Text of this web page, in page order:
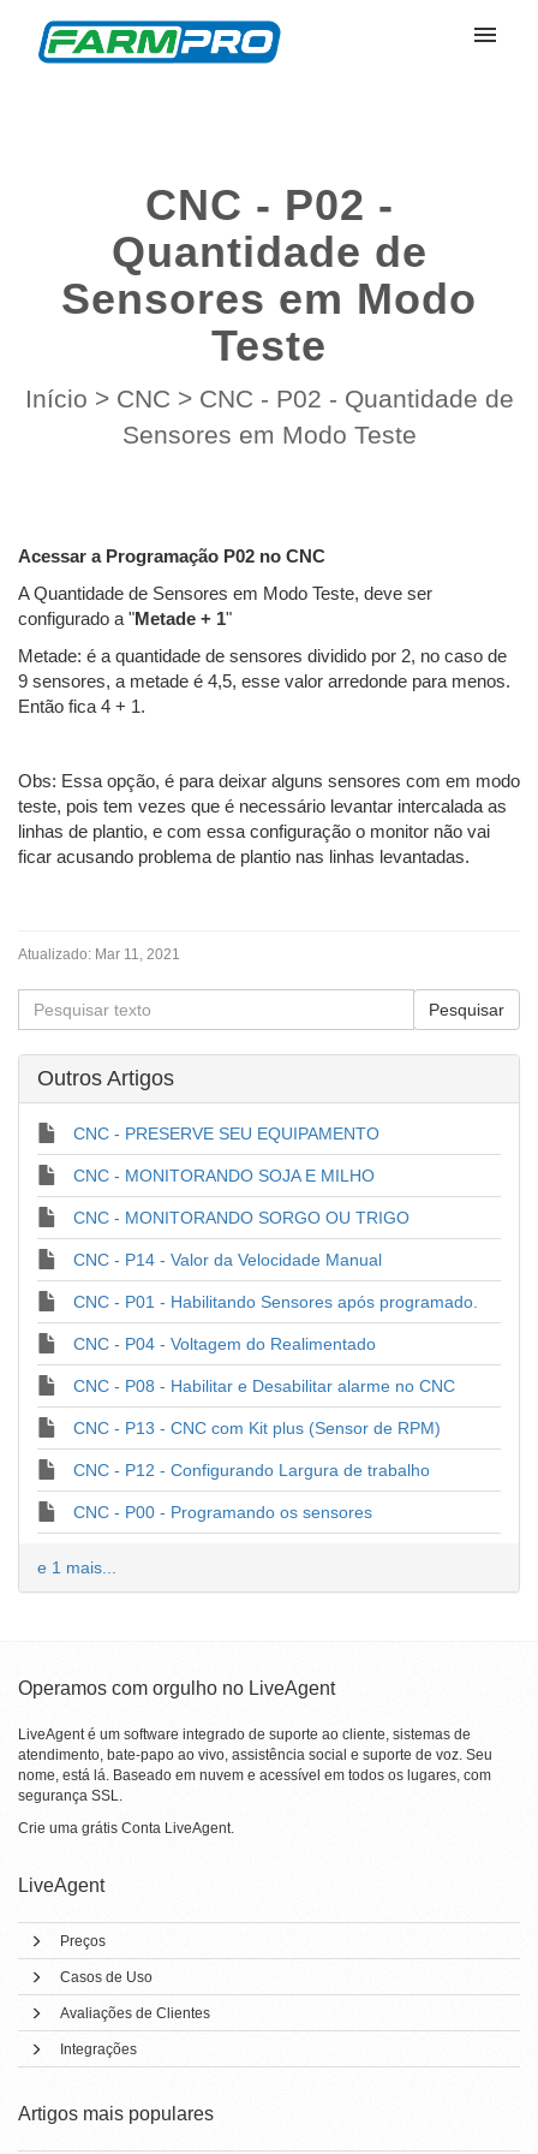
CNC - P02 -
Quantidade de
Sensores em Modo
Teste
Início > CNC > CNC - P02 - Quantidade de
Sensores em Modo Teste
Acessar a Programação P02 no CNC
A Quantidade de Sensores em Modo Teste, deve ser
configurado a "Metade + 1"
Metade: é a quantidade de sensores dividido por 2, no caso de
9 sensores, a metade é 4,5, esse valor arredonde para menos.
Então fica 4 + 1.
Obs: Essa opção, é para deixar alguns sensores com em modo
teste, pois tem vezes que é necessário levantar intercalada as
linhas de plantio, e com essa configuração o monitor não vai
ficar acusando problema de plantio nas linhas levantadas.
Atualizado: Mar 11, 2021
Outros Artigos
CNC - PRESERVE SEU EQUIPAMENTO
CNC - MONITORANDO SOJA E MILHO
CNC - MONITORANDO SORGO OU TRIGO
CNC - P14 - Valor da Velocidade Manual
CNC - P01 - Habilitando Sensores após programado.
CNC - P04 - Voltagem do Realimentado
CNC - P08 - Habilitar e Desabilitar alarme no CNC
CNC - P13 - CNC com Kit plus (Sensor de RPM)
CNC - P12 - Configurando Largura de trabalho
CNC - P00 - Programando os sensores
e 1 mais...
Operamos com orgulho no LiveAgent
LiveAgent é um software integrado de suporte ao cliente, sistemas de
atendimento, bate-papo ao vivo, assistência social e suporte de voz. Seu
nome, está lá. Baseado em nuvem e acessível em todos os lugares, com
segurança SSL.
Crie uma grátis Conta LiveAgent.
LiveAgent
Preços
Casos de Uso
Avaliações de Clientes
Integrações
Artigos mais populares